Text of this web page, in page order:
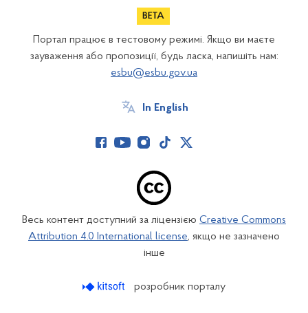
Портал працює в тестовому режимі. Якщо ви маєте
зауваження або пропозиції, будь ласка, напишіть нам:
esbu@esbu.gov.ua
In English
Весь контент доступний за ліцензією Creative Commons
Attribution 4.0 International license, якщо не зазначено
інше
розробник порталу